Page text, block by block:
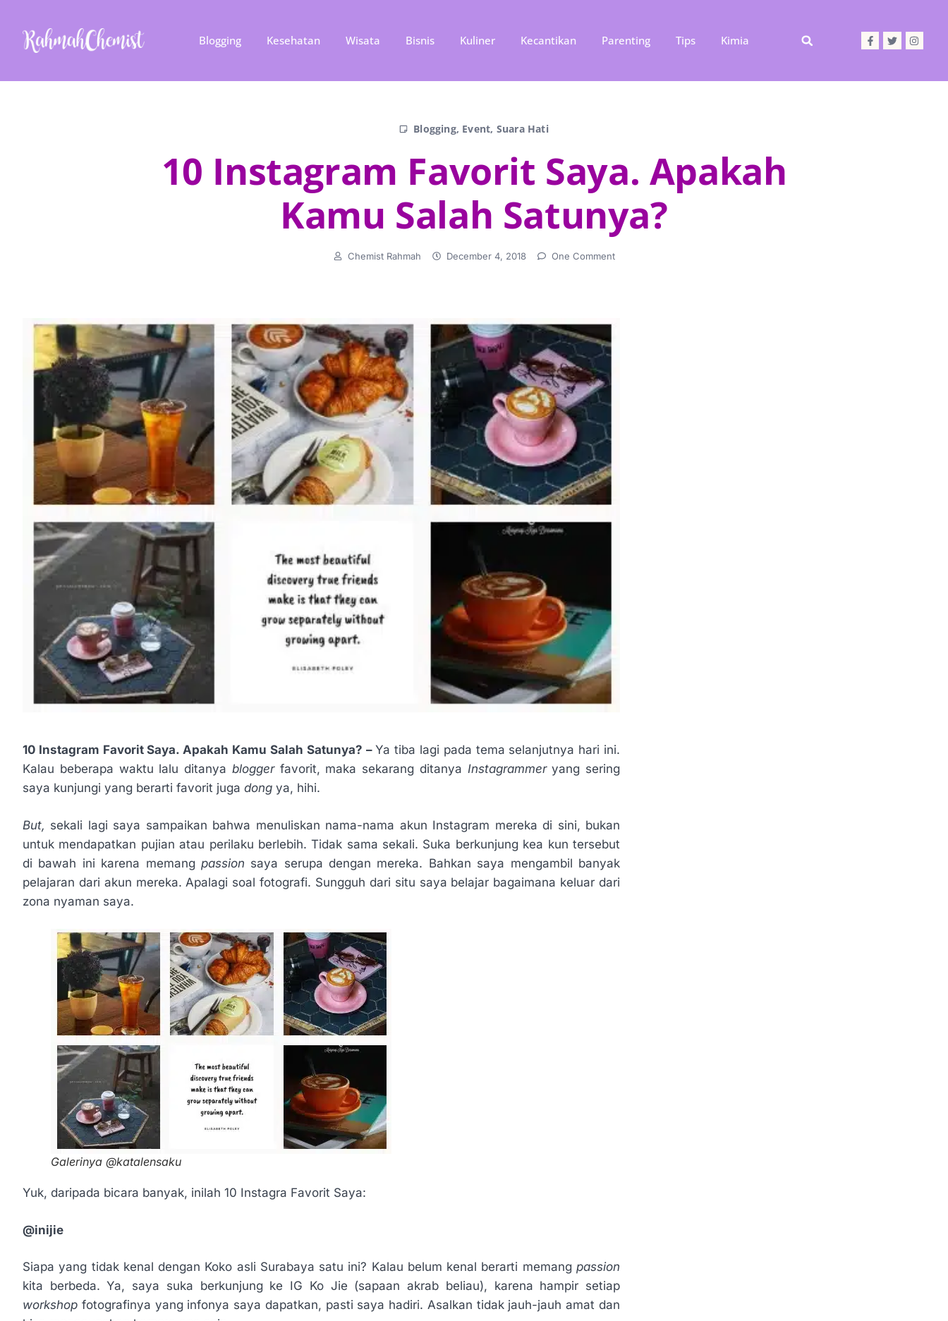
Blogging Kesehatan Wisata Bisnis Kuliner Kecantikan Parenting Tips Kimia
Blogging, Event, Suara Hati
10 Instagram Favorit Saya. Apakah
Kamu Salah Satunya?
Chemist Rahmah December 4, 2018 One Comment
10 Instagram Favorit Saya. Apakah Kamu Salah Satunya? –Ya tiba lagi pada tema selanjutnya hari ini.
Kalau beberapa waktu lalu ditanya blogger favorit, maka sekarang ditanya Instagrammeryang sering
saya kunjungi yang berarti favorit juga dong ya, hihi.
But, sekali lagi saya sampaikan bahwa menuliskan nama-nama akun Instagram mereka di sini, bukan
untuk mendapatkan pujian atau perilaku berlebih. Tidak sama sekali. Suka berkunjung kea kun tersebut
di bawah ini karena memang passion saya serupa dengan mereka. Bahkan saya mengambil banyak
pelajaran dari akun mereka. Apalagi soal fotografi. Sungguh dari situ saya belajar bagaimana keluar dari
zona nyaman saya.
Galerinya @katalensaku
Yuk, daripada bicara banyak, inilah 10 Instagra Favorit Saya:
@inijie
Siapa yang tidak kenal dengan Koko asli Surabaya satu ini? Kalau belum kenal berarti memang passion
kita berbeda. Ya, saya suka berkunjung ke IG Ko Jie (sapaan akrab beliau), karena hampir setiap
workshop fotografinya yang infonya saya dapatkan, pasti saya hadiri. Asalkan tidak jauh-jauh amat dan